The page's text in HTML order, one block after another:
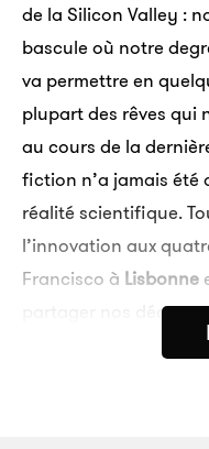
de la Silicon Valley :
bascule où notre
va permettre en
plupart des rêves qui
au cours de la
fiction n’a jamais été
réalité scientifique.
l’innovation aux
Francisco à Lisbonne
partager nos
qui suivent sont